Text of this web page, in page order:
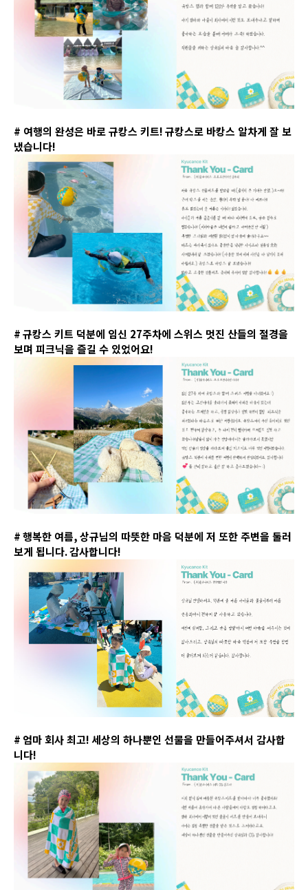
# 여행의 완성은 바로 규캉스 키트!규캉스로 바캉스 알차게 잘 보
냈습니다!
#규캉스 키트 덕분에 임신 27주차에 스위스 멋진 산들의 절경을
보며 피크닉을 즐길 수 있었어요!
#행복한 여름,상규님의 따뜻한 마음 덕분에 저 또한 주변을 둘러
보게 됩니다.감사합니다!
# 엄마 회사 최고! 세상의 하나뿐인 선물을 만들어주셔서 감사합
니다!